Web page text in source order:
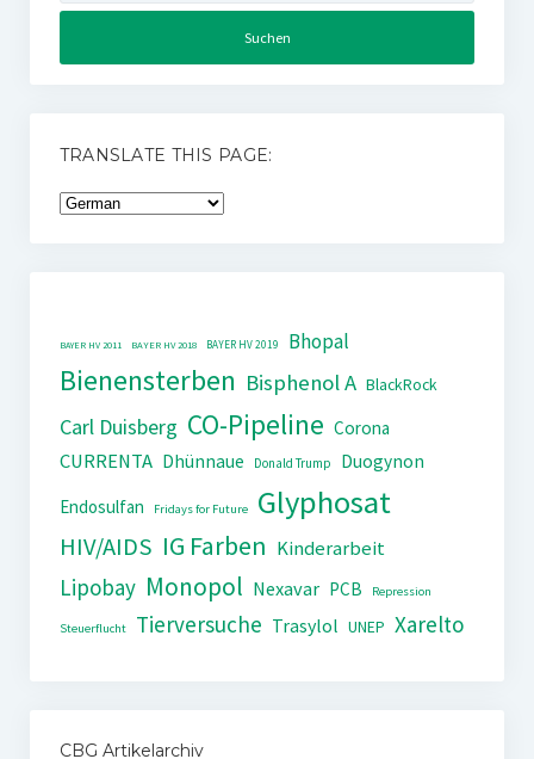
TRANSLATE THIS PAGE:
BAYER HV 2011 BAYER HV 2018 BAYER HV 2019 Bhopal
Bienensterben Bisphenol A BlackRock
Carl Duisberg CO-Pipeline Corona
CURRENTA Dhünnaue Donald Trump
Duogynon
Endosulfan
Fridays for Future Glyphosat
HIV/AIDS IG Farben Kinderarbeit
Lipobay Monopol Nexavar PCB Repression
Steuerflucht Tierversuche Trasylol UNEP Xarelto
CBG Artikelarchiv